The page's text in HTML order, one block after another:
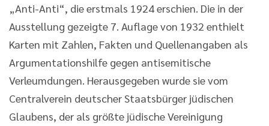
„Anti-Anti“, die erstmals 1924 erschien. Die in der
Ausstellung gezeigte 7. Auflage von 1932 enthielt
Karten mit Zahlen, Fakten und Quellenangaben als
Argumentationshilfe gegen antisemitische
Verleumdungen. Herausgegeben wurde sie vom
Centralverein deutscher Staatsbürger jüdischen
Glaubens, der als größte jüdische Vereinigung